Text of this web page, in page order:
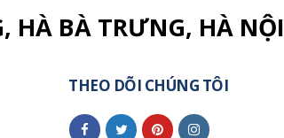
HÀ BÀ TRƯNG, HÀ NỘI
THEO DÕI CHÚNG TÔI